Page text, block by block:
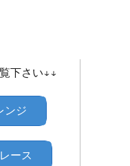
下さい↓↓
ンジ
ース